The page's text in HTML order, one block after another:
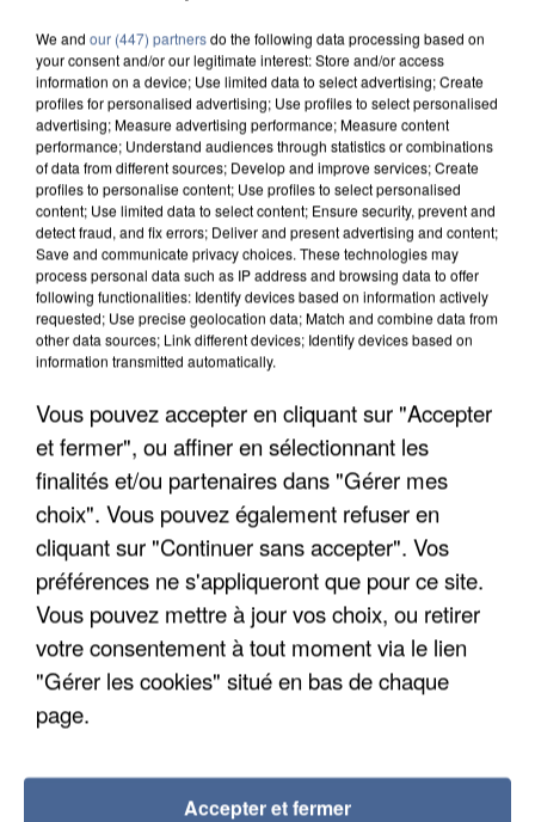
APRÈS TOUTES CES CANICULES, LES REFUGES
DE FAUNE SAUVAGE SONT...
We and our (447) partnersdo the following data processing based on
your consent and/or our legitimate interest: Store and/or access
information on a device; Use limited data to select advertising; Create
profiles for personalised advertising; Use profiles to select personalised
advertising; Measure advertising performance; Measure content
performance; Understand audiences through statistics or combinations
of data from different sources; Develop and improve services; Create
profiles to personalise content; Use profiles to select personalised
content; Use limited data to select content; Ensure security, prevent and
detect fraud, and fix errors; Deliver and present advertising and content;
Save and communicate privacy choices. These technologies may
process personal data such as IP address and browsing data to offer
following functionalities: Identify devices based on information actively
requested; Use precise geolocation data; Match and combine data from
other data sources; Link different devices; Identify devices based on
information transmitted automatically.
Vous pouvez accepter en cliquant sur "Accepter
et fermer", ou affiner en sélectionnant les
finalités et/ou partenaires dans "Gérer mes
choix". Vous pouvez également refuser en
cliquant sur "Continuer sans accepter". Vos
préférences ne s'appliqueront que pour ce site.
Vous pouvez mettre à jour vos choix, ou retirer
votre consentement à tout moment via le lien
"Gérer les cookies" situé en bas de chaque
page.
Accepter et fermer